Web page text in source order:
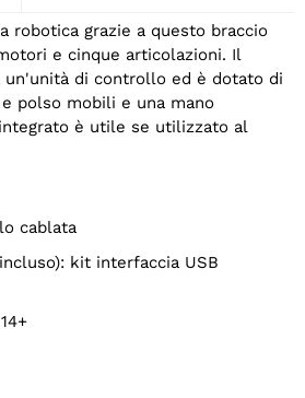
robotica grazie a questo braccio
e cinque articolazioni. Il
un'unità di controllo ed è dotato di
polso mobili e una mano
è utile se utilizzato al
cablata